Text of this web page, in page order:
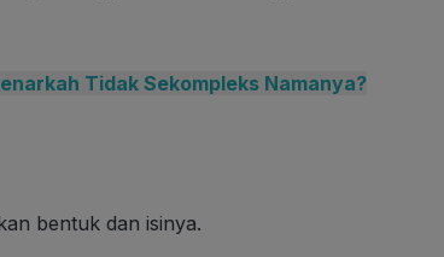
Tidak Sekompleks Namanya?
bentuk dan isinya.